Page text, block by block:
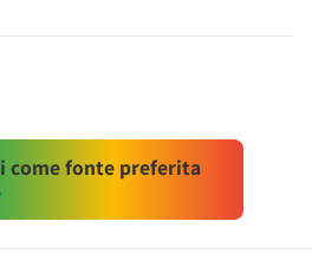
come fonte preferita